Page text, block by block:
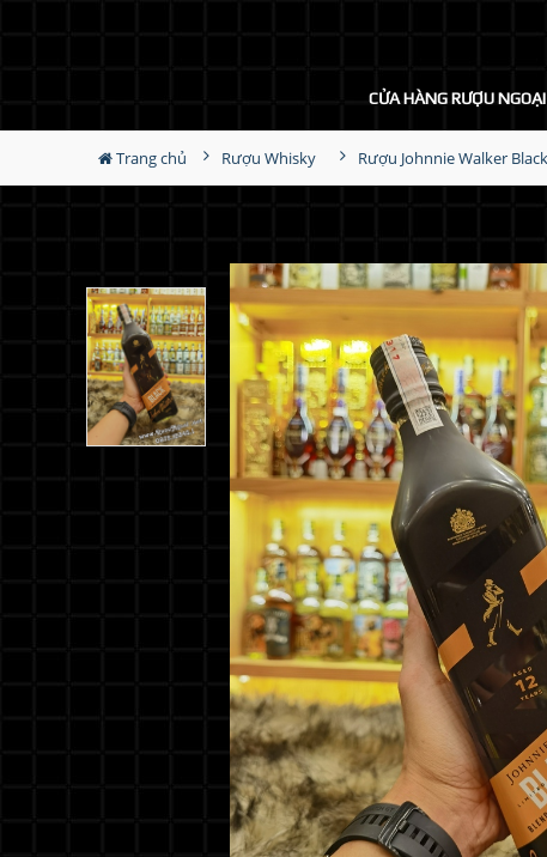
CỬA HÀNG RƯỢU NGOẠI
Trang chủ Rượu Whisky